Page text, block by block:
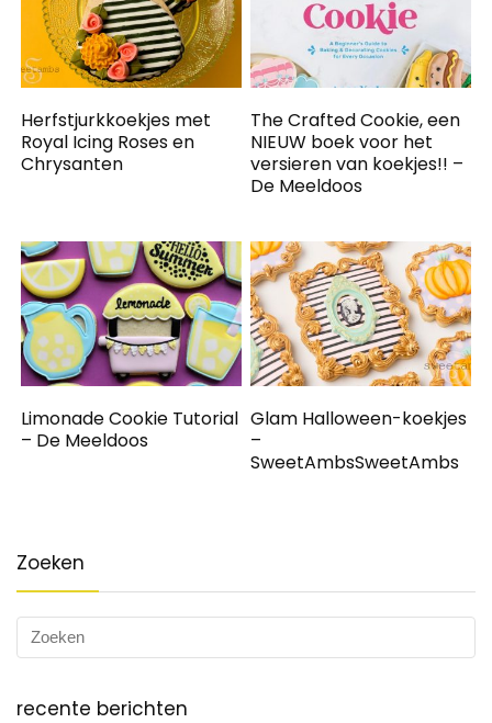
Herfstjurkkoekjes met
Royal Icing Roses en
Chrysanten
The Crafted Cookie, een
NIEUW boek voor het
versieren van koekjes!! –
De Meeldoos
Limonade Cookie Tutorial
– De Meeldoos
Glam Halloween-koekjes
–
SweetAmbsSweetAmbs
Zoeken
recente berichten